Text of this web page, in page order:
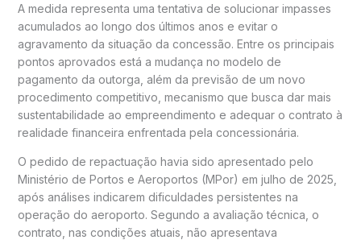
A medida representa uma tentativa de solucionar impasses
acumulados ao longo dos últimos anos e evitar o
agravamento da situação da concessão. Entre os principais
pontos aprovados está a mudança no modelo de
pagamento da outorga, além da previsão de um novo
procedimento competitivo, mecanismo que busca dar mais
sustentabilidade ao empreendimento e adequar o contrato à
realidade financeira enfrentada pela concessionária.
O pedido de repactuação havia sido apresentado pelo
Ministério de Portos e Aeroportos (MPor) em julho de 2025,
após análises indicarem dificuldades persistentes na
operação do aeroporto. Segundo a avaliação técnica, o
contrato, nas condições atuais, não apresentava